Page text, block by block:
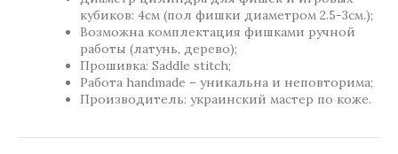
кубиков: 4см (пол фишки диаметром 2.5-3см.);
Возможна комплектация фишками ручной
работы (латунь, дерево);
Прошивка: Saddle stitch;
Работа handmade – уникальна и неповторима;
Производитель: украинский мастер по коже.